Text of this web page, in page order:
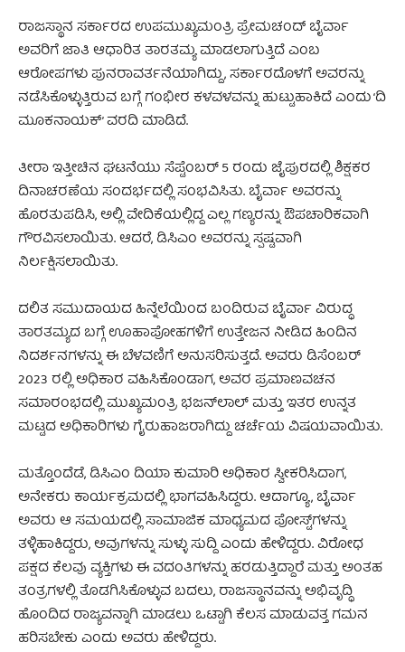
ರಾಜಸ್ಥಾನ ಸರ್ಕಾರದ ಉಪಮುಖ್ಯಮಂತ್ರಿ ಪ್ರೇಮಚಂದ್ ಬೈರ್ವಾ
ಅವರಿಗೆ ಜಾತಿ ಆಧಾರಿತ ತಾರತಮ್ಯ ಮಾಡಲಾಗುತ್ತಿದೆ ಎಂಬ
ಆರೋಪಗಳು ಪುನರಾವರ್ತನೆಯಾಗಿದ್ದು, ಸರ್ಕಾರದೊಳಗೆ ಅವರನ್ನು
ನಡೆಸಿಕೊಳ್ಳುತ್ತಿರುವ ಬಗ್ಗೆ ಗಂಭೀರ ಕಳವಳವನ್ನು ಹುಟ್ಟುಹಾಕಿದೆ ಎಂದು ‘ದಿ
ಮೂಕನಾಯಕ್’ ವರದಿ ಮಾಡಿದೆ.
ತೀರಾ ಇತ್ತೀಚಿನ ಘಟನೆಯು ಸೆಪ್ಟೆಂಬರ್ 5 ರಂದು ಜೈಪುರದಲ್ಲಿ ಶಿಕ್ಷಕರ
ದಿನಾಚರಣೆಯ ಸಂದರ್ಭದಲ್ಲಿ ಸಂಭವಿಸಿತು. ಬೈರ್ವಾ ಅವರನ್ನು
ಹೊರತುಪಡಿಸಿ, ಅಲ್ಲಿ ವೇದಿಕೆಯಲ್ಲಿದ್ದ ಎಲ್ಲ ಗಣ್ಯರನ್ನು ಔಪಚಾರಿಕವಾಗಿ
ಗೌರವಿಸಲಾಯಿತು. ಆದರೆ, ಡಿಸಿಎಂ ಅವರನ್ನು ಸ್ಪಷ್ಟವಾಗಿ
ನಿರ್ಲಕ್ಷಿಸಲಾಯಿತು.
ದಲಿತ ಸಮುದಾಯದ ಹಿನ್ನೆಲೆಯಿಂದ ಬಂದಿರುವ ಬೈರ್ವಾ ವಿರುದ್ಧ
ತಾರತಮ್ಯದ ಬಗ್ಗೆ ಊಹಾಪೋಹಗಳಿಗೆ ಉತ್ತೇಜನ ನೀಡಿದ ಹಿಂದಿನ
ನಿದರ್ಶನಗಳನ್ನು ಈ ಬೆಳವಣಿಗೆ ಅನುಸರಿಸುತ್ತದೆ. ಅವರು ಡಿಸೆಂಬರ್
2023 ರಲ್ಲಿ ಅಧಿಕಾರ ವಹಿಸಿಕೊಂಡಾಗ, ಅವರ ಪ್ರಮಾಣವಚನ
ಸಮಾರಂಭದಲ್ಲಿ ಮುಖ್ಯಮಂತ್ರಿ ಭಜನ್‌ಲಾಲ್ ಮತ್ತು ಇತರ ಉನ್ನತ
ಮಟ್ಟದ ಅಧಿಕಾರಿಗಳು ಗೈರುಹಾಜರಾಗಿದ್ದು ಚರ್ಚೆಯ ವಿಷಯವಾಯಿತು.
ಮತ್ತೊಂದೆಡೆ, ಡಿಸಿಎಂ ದಿಯಾ ಕುಮಾರಿ ಅಧಿಕಾರ ಸ್ವೀಕರಿಸಿದಾಗ,
ಅನೇಕರು ಕಾರ್ಯಕ್ರಮದಲ್ಲಿ ಭಾಗವಹಿಸಿದ್ದರು. ಆದಾಗ್ಯೂ, ಬೈರ್ವಾ
ಅವರು ಆ ಸಮಯದಲ್ಲಿ ಸಾಮಾಜಿಕ ಮಾಧ್ಯಮದ ಪೋಸ್ಟ್‌ಗಳನ್ನು
ತಳ್ಳಿಹಾಕಿದ್ದರು, ಅವುಗಳನ್ನು ಸುಳ್ಳು ಸುದ್ದಿ ಎಂದು ಹೇಳಿದ್ದರು. ವಿರೋಧ
ಪಕ್ಷದ ಕೆಲವು ವ್ಯಕ್ತಿಗಳು ಈ ವದಂತಿಗಳನ್ನು ಹರಡುತ್ತಿದ್ದಾರೆ ಮತ್ತು ಅಂತಹ
ತಂತ್ರಗಳಲ್ಲಿ ತೊಡಗಿಸಿಕೊಳ್ಳುವ ಬದಲು, ರಾಜಸ್ಥಾನವನ್ನು ಅಭಿವೃದ್ಧಿ
ಹೊಂದಿದ ರಾಜ್ಯವನ್ನಾಗಿ ಮಾಡಲು ಒಟ್ಟಾಗಿ ಕೆಲಸ ಮಾಡುವತ್ತ ಗಮನ
ಹರಿಸಬೇಕು ಎಂದು ಅವರು ಹೇಳಿದ್ದರು.